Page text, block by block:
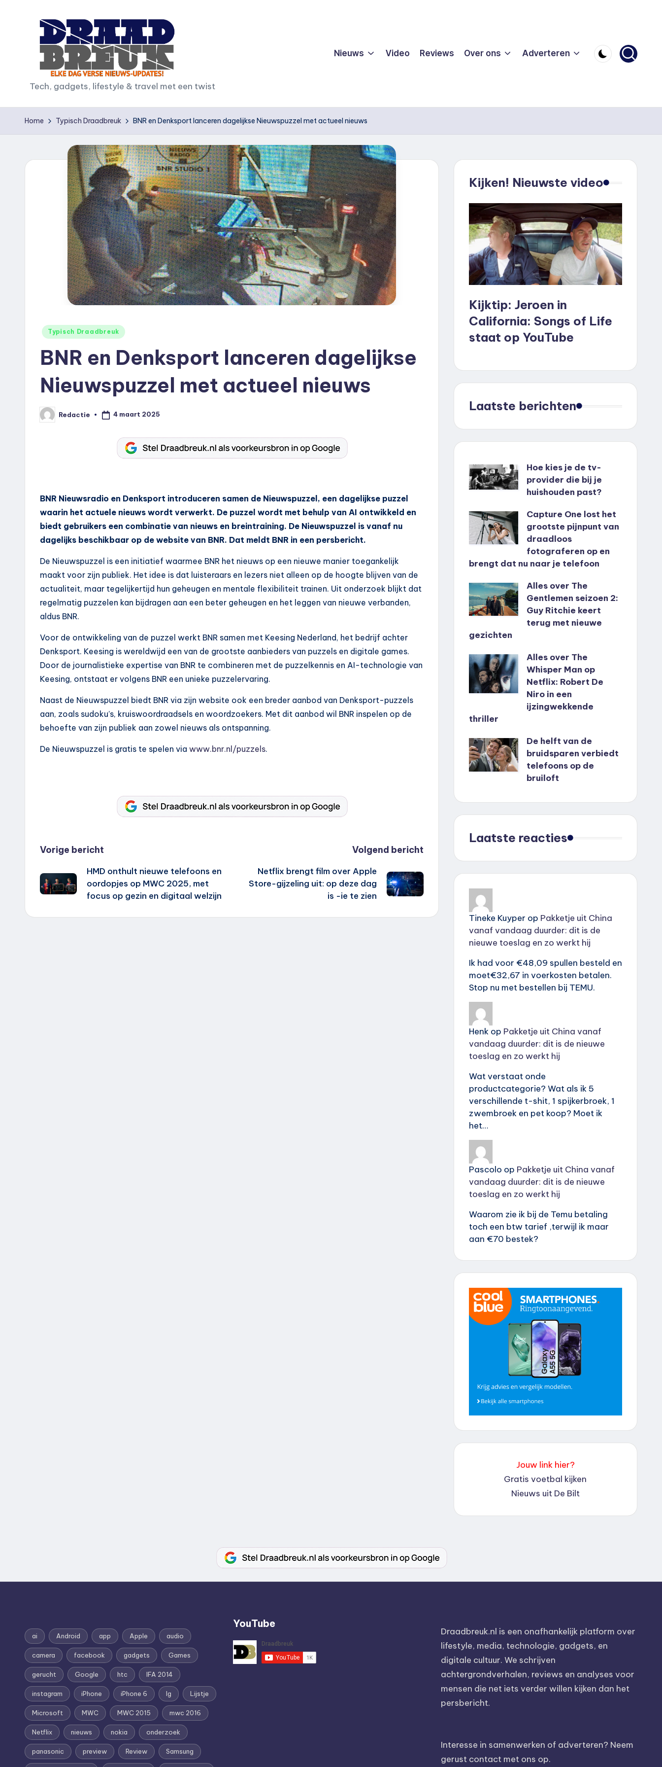
D
r
a
Tech, gadgets, lifestyle & travel met een twist
Nieuws Video Reviews Over ons Adverteren
Home Typisch Draadbreuk BNR en Denksport lanceren dagelijkse Nieuwspuzzel met actueel nieuws
Geplaatst
Typisch Draadbreuk
BNR en Denksport lanceren dagelijkse
Nieuwspuzzel met actueel nieuws
Geplaatst
door
Redactie 4 maart 2025
BNR Nieuwsradio en Denksport introduceren samen de Nieuwspuzzel, een dagelijkse puzzel
waarin het actuele nieuws wordt verwerkt. De puzzel wordt met behulp van AI ontwikkeld en
biedt gebruikers een combinatie van nieuws en breintraining. De Nieuwspuzzel is vanaf nu
dagelijks beschikbaar op de website van BNR. Dat meldt BNR in een persbericht.
De Nieuwspuzzel is een initiatief waarmee BNR het nieuws op een nieuwe manier toegankelijk
maakt voor zijn publiek. Het idee is dat luisteraars en lezers niet alleen op de hoogte blijven van de
actualiteit, maar tegelijkertijd hun geheugen en mentale flexibiliteit trainen. Uit onderzoek blijkt dat
regelmatig puzzelen kan bijdragen aan een beter geheugen en het leggen van nieuwe verbanden,
aldus BNR.
Voor de ontwikkeling van de puzzel werkt BNR samen met Keesing Nederland, het bedrijf achter
Denksport. Keesing is wereldwijd een van de grootste aanbieders van puzzels en digitale games.
Door de journalistieke expertise van BNR te combineren met de puzzelkennis en AI-technologie van
Keesing, ontstaat er volgens BNR een unieke puzzelervaring.
Naast de Nieuwspuzzel biedt BNR via zijn website ook een breder aanbod van Denksport-puzzels
aan, zoals sudoku’s, kruiswoordraadsels en woordzoekers. Met dit aanbod wil BNR inspelen op de
behoefte van zijn publiek aan zowel nieuws als ontspanning.
De Nieuwspuzzel is gratis te spelen via www.bnr.nl/puzzels.
Bericht
navigatie
Vorige bericht
HMD onthult nieuwe telefoons en
oordopjes op MWC 2025, met
focus op gezin en digitaal welzijn
Volgend bericht
Netflix brengt film over Apple
Store-gijzeling uit: op deze dag
is -ie te zien
Kijken! Nieuwste video
Kijktip: Jeroen in
California: Songs of Life
staat op YouTube
Laatste berichten
Hoe kies je de tv-
provider die bij je
huishouden past?
Capture One lost het
grootste pijnpunt van
draadloos
fotograferen op en
brengt dat nu naar je telefoon
Alles over The
Gentlemen seizoen 2:
Guy Ritchie keert
terug met nieuwe
gezichten
Alles over The
Whisper Man op
Netflix: Robert De
Niro in een
ijzingwekkende
thriller
De helft van de
bruidsparen verbiedt
telefoons op de
bruiloft
Laatste reacties
Tineke Kuyper op Pakketje uit China
vanaf vandaag duurder: dit is de
nieuwe toeslag en zo werkt hij
Ik had voor €48,09 spullen besteld en
moet€32,67 in voerkosten betalen.
Stop nu met bestellen bij TEMU.
Henkop Pakketje uit China vanaf
vandaag duurder: dit is de nieuwe
toeslag en zo werkt hij
Wat verstaat onde
productcategorie? Wat als ik 5
verschillende t-shit, 1 spijkerbroek, 1
zwembroek en pet koop? Moet ik
het…
Pascolo op Pakketje uit China vanaf
vandaag duurder: dit is de nieuwe
toeslag en zo werkt hij
Waarom zie ik bij de Temu betaling
toch een btw tarief ,terwijl ik maar
aan €70 bestek?
Jouw link hier?
Gratis voetbal kijken
Nieuws uit De Bilt
ai Android app Apple audio
camera facebook gadgets Games
gerucht Google htc IFA 2014
instagram iPhone iPhone 6 lg Lijstje
Microsoft MWC MWC 2015 mwc 2016
Netflix nieuws nokia onderzoek
panasonic preview Review Samsung
YouTube
Draadbreuk.nl is een onafhankelijk platform over
lifestyle, media, technologie, gadgets, en
digitale cultuur. We schrijven
achtergrondverhalen, reviews en analyses voor
mensen die net iets verder willen kijken dan het
persbericht.
Interesse in samenwerken of adverteren? Neem
gerust contact met ons op.